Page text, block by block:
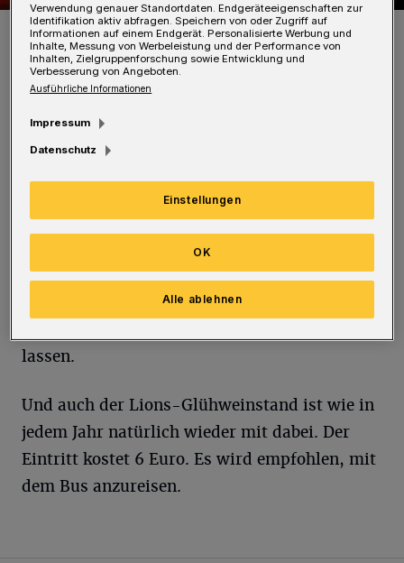
Foto: Jan Turek
diesem Jahr zum Bummeln und
Glühweintrinken ein. Unter dem Motto "Zimt,
Glanz und Vivaldi" können sich die Besucher
von 11 bis 19 Uhr vom weihnachtlich
dekorierten Schlosshof, von Kunsthandwerk
lassen.
Und auch der Lions-Glühweinstand ist wie in
jedem Jahr natürlich wieder mit dabei. Der
Eintritt kostet 6 Euro. Es wird empfohlen, mit
dem Bus anzureisen.
Verwendung genauer Standortdaten. Endgeräteeigenschaften zur
Identifikation aktiv abfragen. Speichern von oder Zugriff auf
Informationen auf einem Endgerät. Personalisierte Werbung und
Inhalte, Messung von Werbeleistung und der Performance von
Inhalten, Zielgruppenforschung sowie Entwicklung und
Verbesserung von Angeboten.
Ausführliche Informationen
Impressum
Datenschutz
Einstellungen
Alle ablehnen
OK